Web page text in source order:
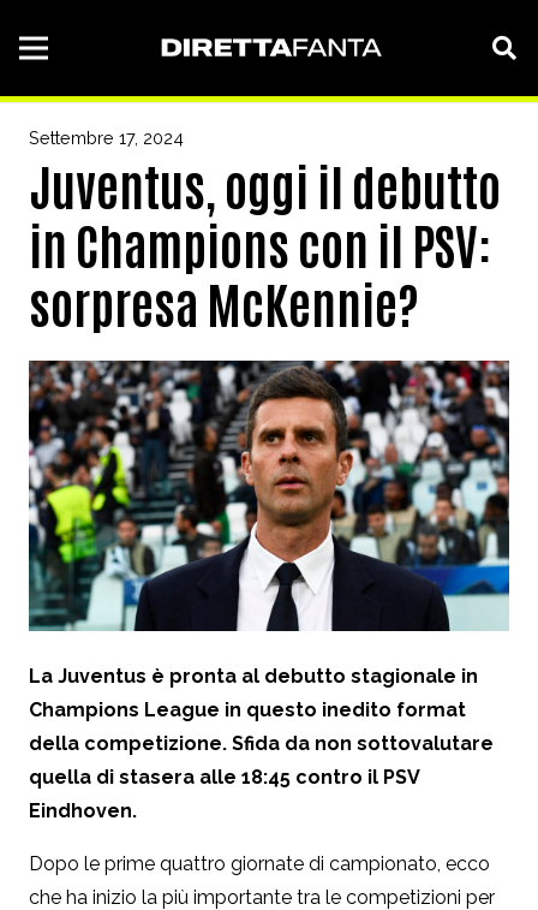
Settembre 17, 2024
Juventus, oggi il debutto
in Champions con il PSV:
sorpresa McKennie?
La Juventus è pronta al debutto stagionale in
Champions League in questo inedito format
della competizione. Sfida da non sottovalutare
quella di stasera alle 18:45 contro il PSV
Eindhoven.
Dopo le prime quattro giornate di campionato, ecco
che ha inizio la più importante tra le competizioni per